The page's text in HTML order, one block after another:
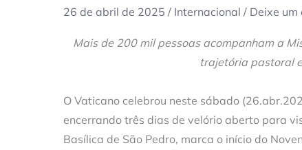
26 de abril de 2025 / Internacional / Deixe um
Mais de 200 mil pessoas acompanham a
trajetória pastoral
O Vaticano celebrou neste sábado
encerrando três dias de velório aberto para
Basílica de São Pedro, marca o início do